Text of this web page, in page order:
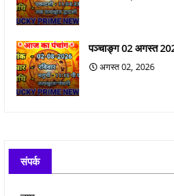
पञ्चाङ्ग 02 अगस्त
अगस्त 02, 2026
संपर्क